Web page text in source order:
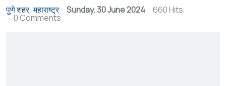
पुणे शहर महाराष्ट्र Sunday, 30 June 2024 660 Hits
0 Comments